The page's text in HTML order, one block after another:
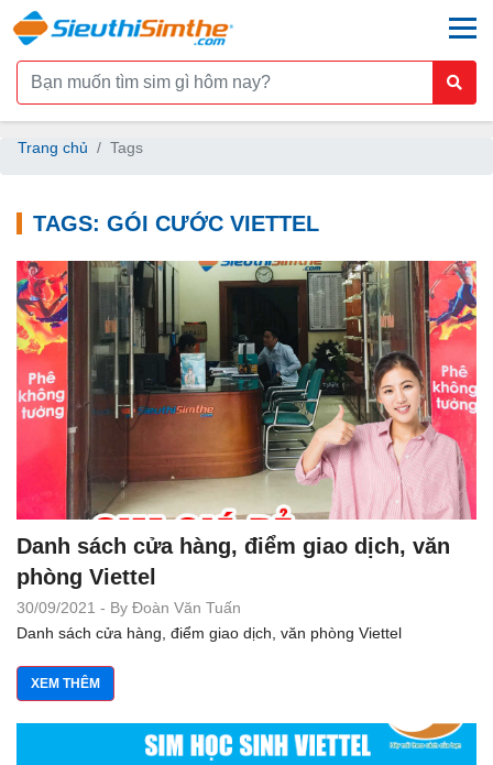
Trang chủ Tags
TAGS: GÓI CƯỚC VIETTEL
Danh sách cửa hàng, điểm giao dịch, văn
phòng Viettel
30/09/2021 - By Đoàn Văn Tuấn
Danh sách cửa hàng, điểm giao dịch, văn phòng Viettel
XEM THÊM